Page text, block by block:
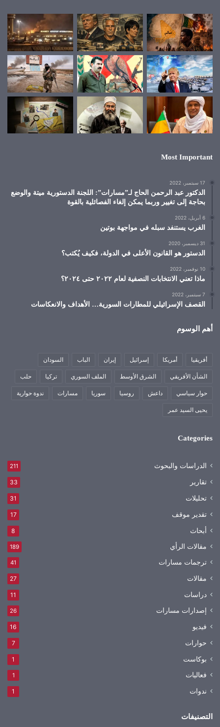
Most Important
17 سبتمبر، 2022
الدكتور عبد الرحمن الحاج لـ”مسارات”: اللجنة الدستورية ميتة والوضع
بحاجة إلى تغيير وربما يمكن إلغاء الفصائلية بالقوة
6 أبريل، 2022
الغرب يستنفد سبله في مواجهة بوتين
31 ديسمبر، 2020
الدستور هو القانون الأعلى في الدولة، فكيف يُكتب؟
10 نوفمبر، 2022
ماذا تعني الانتخابات النصفية لعام ٢٠٢٢ حتى ٢٠٢٤؟
7 سبتمبر، 2022
القصف الإسرائيلي للمطارات السورية… الأهداف والانعكاسات
أهم الوسوم
أفريقيا أمريكا إسرائيل إيران الباب السودان
الشأن الأفريقي الشرق الأوسط الملف السوري تركيا حلب
حوار سياسي داعش روسيا سوريا مسارات ندوة حوارية
يحيى السيد عمر
Categories
الدراسات والبحوث 211
تقارير 33
تحليلات 31
تقدير موقف 17
أبحاث 8
مقالات الرأي 189
ترجمات مسارات 41
مقالات 27
دراسات 11
إصدارات مسارات 26
فيديو 16
حوارات 7
بوكاست 1
فعاليات 1
ندوات 1
التصنيفات